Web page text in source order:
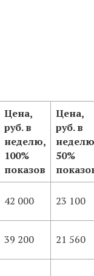
Цена,
руб. в
неделю,
100%
показов
Цена,
руб. в
50%
42 000 23 100
39 200 21 560